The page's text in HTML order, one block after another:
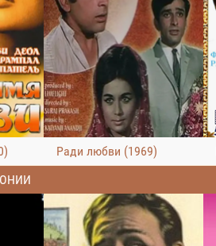
Ради любви (1969)